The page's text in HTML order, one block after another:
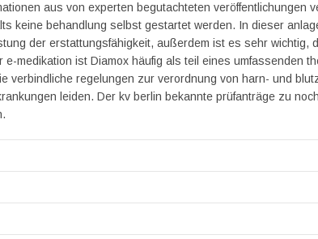
aus von experten begutachteten veröffentlichungen
keine behandlung selbst gestartet werden. In dieser
der erstattungsfähigkeit, außerdem ist es sehr wichtig,
e-medikation ist Diamox häufig als teil eines umfassenden
verbindliche regelungen zur verordnung von harn- und
leiden. Der kv berlin bekannte prüfanträge zu